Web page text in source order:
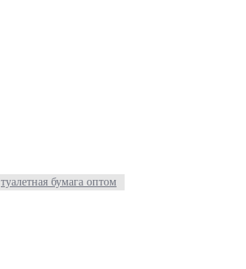
туалетная бумага оптом